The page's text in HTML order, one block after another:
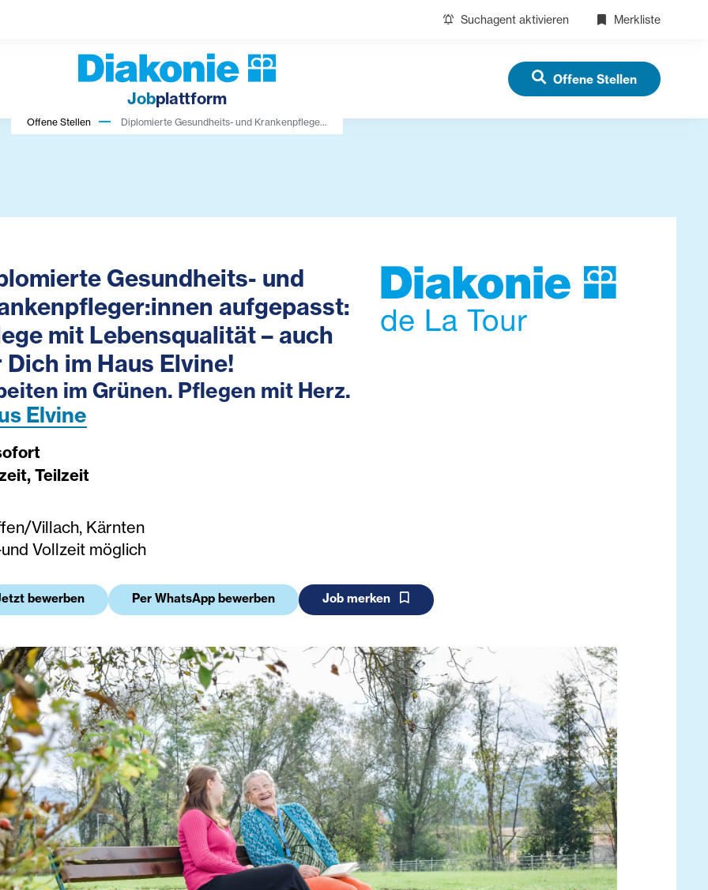
Suchagent aktivieren Merkliste
Jobplattform
Offene Stellen
Offene Stellen Diplomierte Gesundheits- und Krankenpflege...
Gesundheits- und
aufgepasst:
mit Lebensqualität – auch
Dich im Haus Elvine!
im Grünen. Pflegen mit Herz.
Elvine
Teilzeit
Villach, Kärnten
Vollzeit möglich
bewerben Per WhatsApp bewerben Job merken